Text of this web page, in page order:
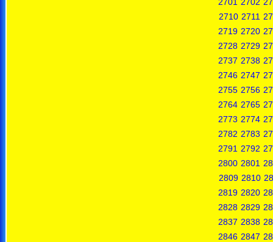
2710 2711
2719 2720
2728 2729
2737 2738
2746 2747
2755 2756
2764 2765
2773 2774
2782 2783
2791 2792
2800 2801
2809 2810
2819 2820
2828 2829
2837 2838
2846 2847